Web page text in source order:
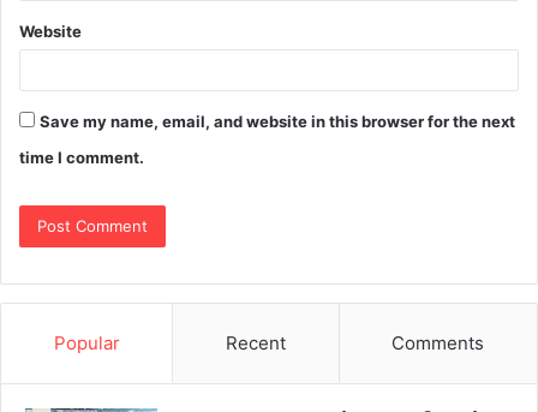
Website
Save my name, email, and website in this browser for the next
time I comment.
Popular Recent Comments